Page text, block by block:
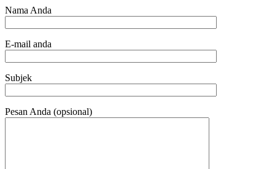
Nama Anda
E-mail anda
Subjek
Pesan Anda (opsional)